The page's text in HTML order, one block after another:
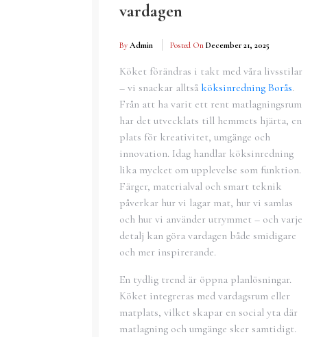
vardagen
By Admin Posted OnDecember 21, 2025
Köket förändras i takt med våra livsstilar
– vi snackar alltså köksinredning Borås.
Från att ha varit ett rent matlagningsrum
har det utvecklats till hemmets hjärta, en
plats för kreativitet, umgänge och
innovation. Idag handlar köksinredning
lika mycket om upplevelse som funktion.
Färger, materialval och smart teknik
påverkar hur vi lagar mat, hur vi samlas
och hur vi använder utrymmet – och varje
detalj kan göra vardagen både smidigare
och mer inspirerande.
En tydlig trend är öppna planlösningar.
Köket integreras med vardagsrum eller
matplats, vilket skapar en social yta där
matlagning och umgänge sker samtidigt.